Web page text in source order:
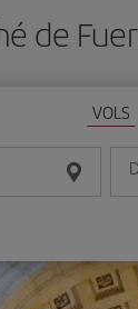
de
VOLS